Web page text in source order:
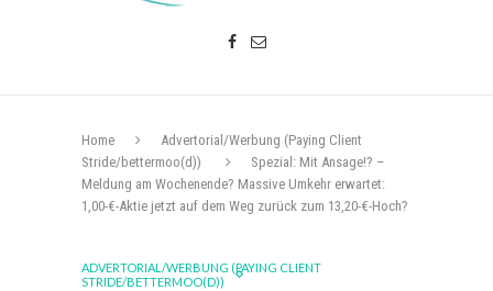
Home
Advertorial/Werbung (Paying Client
Stride/bettermoo(d))
Spezial: Mit Ansage!? –
Meldung am Wochenende? Massive Umkehr erwartet:
1,00-€-Aktie jetzt auf dem Weg zurück zum 13,20-€-Hoch?
ADVERTORIAL/WERBUNG (PAYING CLIENT
STRIDE/BETTERMOO(D))